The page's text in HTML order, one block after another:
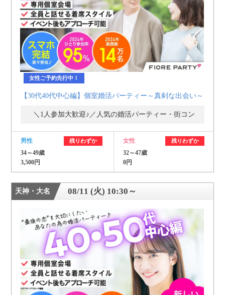
女性ご予約先行中！
【30代40代中心編】個室婚活パーティー～真剣な出会い～
＼1人参加大歓迎♪／人気の婚活パーティー・街コン
男性 残りわずか
34～49歳
3,500円
女性 残りわずか
32～47歳
0円
天神・大名 08/11 (火) 10:30～